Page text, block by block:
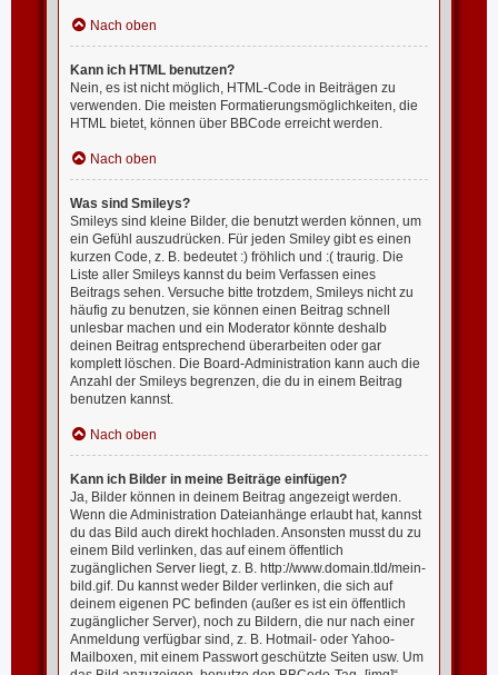
Nach oben
Kann ich HTML benutzen?
Nein, es ist nicht möglich, HTML-Code in Beiträgen zu
verwenden. Die meisten Formatierungsmöglichkeiten, die
HTML bietet, können über BBCode erreicht werden.
Nach oben
Was sind Smileys?
Smileys sind kleine Bilder, die benutzt werden können, um
ein Gefühl auszudrücken. Für jeden Smiley gibt es einen
kurzen Code, z. B. bedeutet :) fröhlich und :( traurig. Die
Liste aller Smileys kannst du beim Verfassen eines
Beitrags sehen. Versuche bitte trotzdem, Smileys nicht zu
häufig zu benutzen, sie können einen Beitrag schnell
unlesbar machen und ein Moderator könnte deshalb
deinen Beitrag entsprechend überarbeiten oder gar
komplett löschen. Die Board-Administration kann auch die
Anzahl der Smileys begrenzen, die du in einem Beitrag
benutzen kannst.
Nach oben
Kann ich Bilder in meine Beiträge einfügen?
Ja, Bilder können in deinem Beitrag angezeigt werden.
Wenn die Administration Dateianhänge erlaubt hat, kannst
du das Bild auch direkt hochladen. Ansonsten musst du zu
einem Bild verlinken, das auf einem öffentlich
zugänglichen Server liegt, z. B. http://www.domain.tld/mein-
bild.gif. Du kannst weder Bilder verlinken, die sich auf
deinem eigenen PC befinden (außer es ist ein öffentlich
zugänglicher Server), noch zu Bildern, die nur nach einer
Anmeldung verfügbar sind, z. B. Hotmail- oder Yahoo-
Mailboxen, mit einem Passwort geschützte Seiten usw. Um